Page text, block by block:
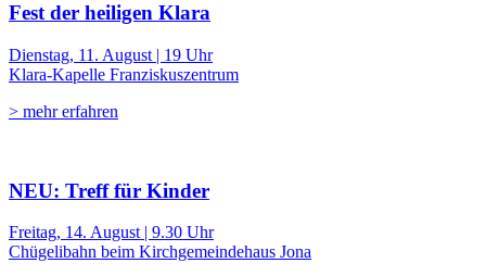
Fest der heiligen Klara
Dienstag, 11. August | 19 Uhr
Klara-Kapelle Franziskuszentrum
> mehr erfahren
NEU: Treff für Kinder
Freitag, 14. August | 9.30 Uhr
Chügelibahn beim Kirchgemeindehaus Jona